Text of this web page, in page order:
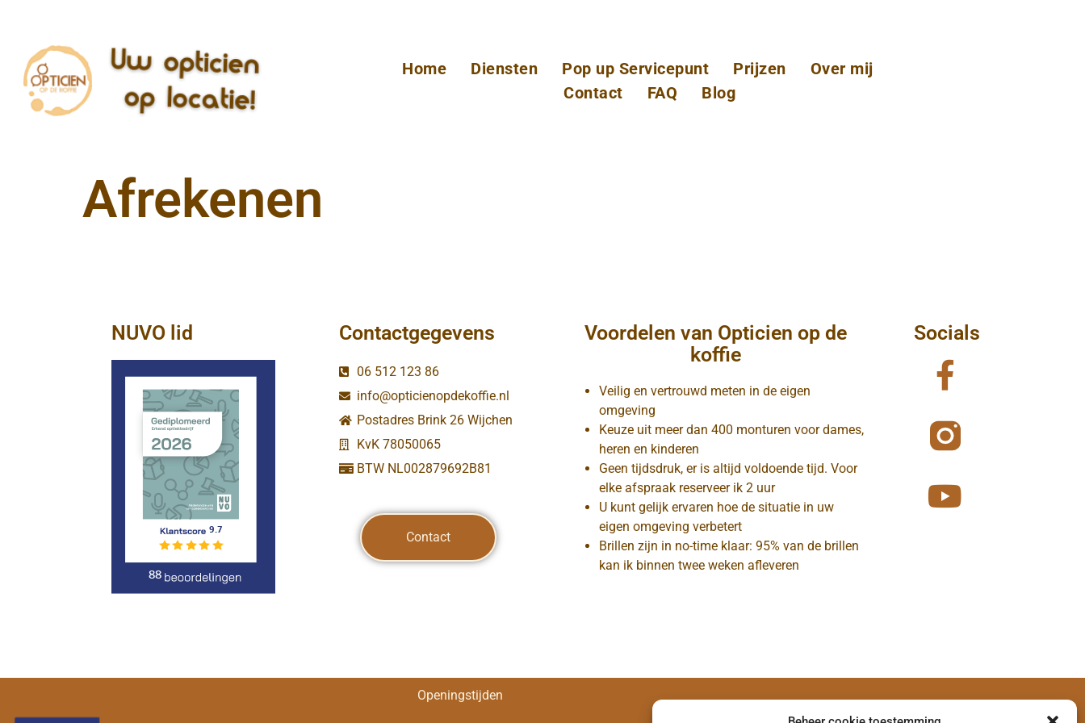
Home Diensten Pop up Servicepunt Prijzen
Over mij
Contact
FAQ Blog
Afrekenen
NUVO lid Contactgegevens
06 512 123 86
info@opticienopdekoffie.nl
Postadres Brink 26 Wijchen
KvK 78050065
BTW NL002879692B81
Contact
Voordelen van Opticien op de
koffie
Veilig en vertrouwd meten in de eigen
omgeving
Keuze uit meer dan 400 monturen voor dames,
heren en kinderen
Geen tijdsdruk, er is altijd voldoende tijd. Voor
elke afspraak reserveer ik 2 uur
U kunt gelijk ervaren hoe de situatie in uw
eigen omgeving verbetert
Brillen zijn in no-time klaar: 95% van de brillen
kan ik binnen twee weken afleveren
Socials
Openingstijden